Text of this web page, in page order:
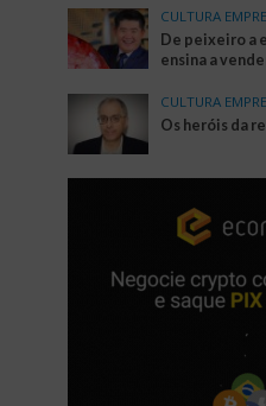
CULTURA
De peixeiro a
ensina a
CULTURA
Os heróis da